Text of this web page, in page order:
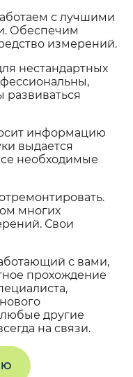
с лучшими
Обеспечим
измерений.
нестандартных
информацию
выдается
необходимые
многих
Свои
с вами,
прохождение
другие
на связи.